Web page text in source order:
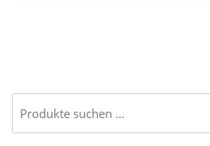
Suchen
nach: